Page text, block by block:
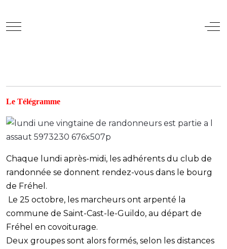
Mobile Menu Toggle
Le Télégramme
Chaque lundi après-midi, les adhérents du club de
randonnée se donnent rendez-vous dans le bourg
de Fréhel.
Le 25 octobre, les marcheurs ont arpenté la
commune de Saint-Cast-le-Guildo, au départ de
Fréhel en covoiturage.
Deux groupes sont alors formés, selon les distances